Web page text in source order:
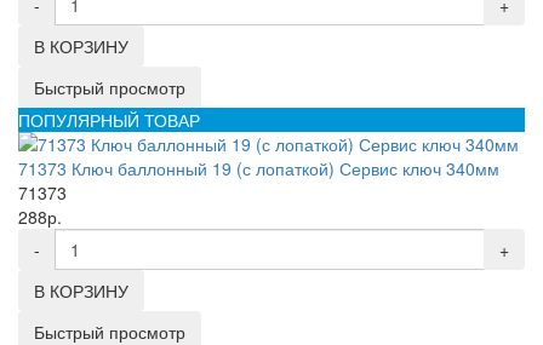
В КОРЗИНУ
Быстрый просмотр
ПОПУЛЯРНЫЙ ТОВАР
71373 Ключ баллонный 19 (с лопаткой) Сервис ключ 340мм
71373
288р.
-
+
В КОРЗИНУ
Быстрый просмотр